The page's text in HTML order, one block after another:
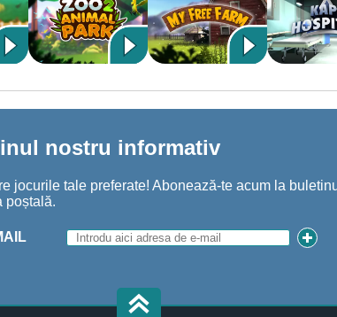
nostru informativ
jocurile tale preferate! Abonează-te acum la
poștală.